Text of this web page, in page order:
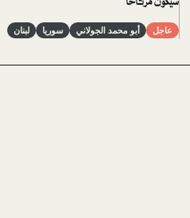
عاجل أبو محمد الجولاني سوريا لبنان